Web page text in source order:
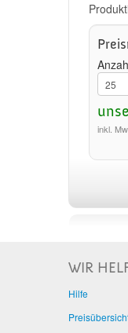
inkl.
WIR
Hilfe